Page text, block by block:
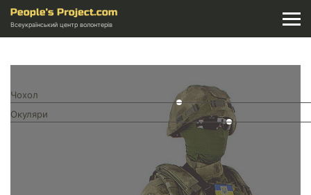
Всеукраїнський центр волонтерів
Чохол
Окуляри